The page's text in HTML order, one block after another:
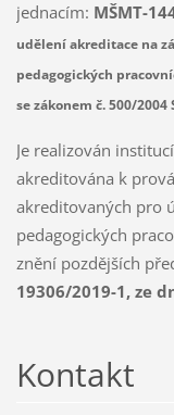
jednacím: MŠMT-
udělení akreditace na
pedagogických
se zákonem č. 500/2004
Je realizován
akreditována k
akreditovaných pro
pedagogických
znění pozdějších
19306/2019-1, ze
Kontakt